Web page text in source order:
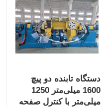
دستگاه تابنده دو پیچ
1600 میلی‌متر 1250
میلی‌متر با کنترل صفحه